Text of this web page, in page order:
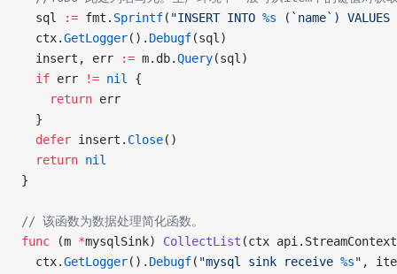
  sql
:= fmt. Sprintf( "INSERT INTO %s (`name`)
  ctx.
GetLogger(). Debugf(sql)
  insert, err
:= m.db.Query(sql)
  if
err != nil
{
    return
err
  }
  defer
insert. Close()
  return
nil
}
// 该函数为数据处理简化函数。
func (m *mysqlSink) CollectList (ctx
  ctx.
GetLogger(). Debugf( "mysql sink receive %s" ,